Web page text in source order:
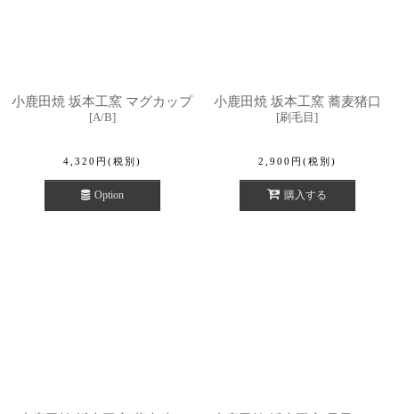
小鹿田焼 坂本工窯 マグカップ
[A/B]
4,320 円 (税別)
Option
小鹿田焼 坂本工窯 蕎麦猪口
[刷毛目]
2,900 円 (税別)
購入する